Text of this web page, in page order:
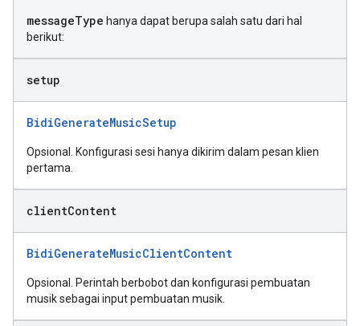
messageType hanya dapat berupa salah satu dari hal
berikut:
setup
BidiGenerateMusicSetup
Opsional. Konfigurasi sesi hanya dikirim dalam pesan klien
pertama.
clientContent
BidiGenerateMusicClientContent
Opsional. Perintah berbobot dan konfigurasi pembuatan
musik sebagai input pembuatan musik.